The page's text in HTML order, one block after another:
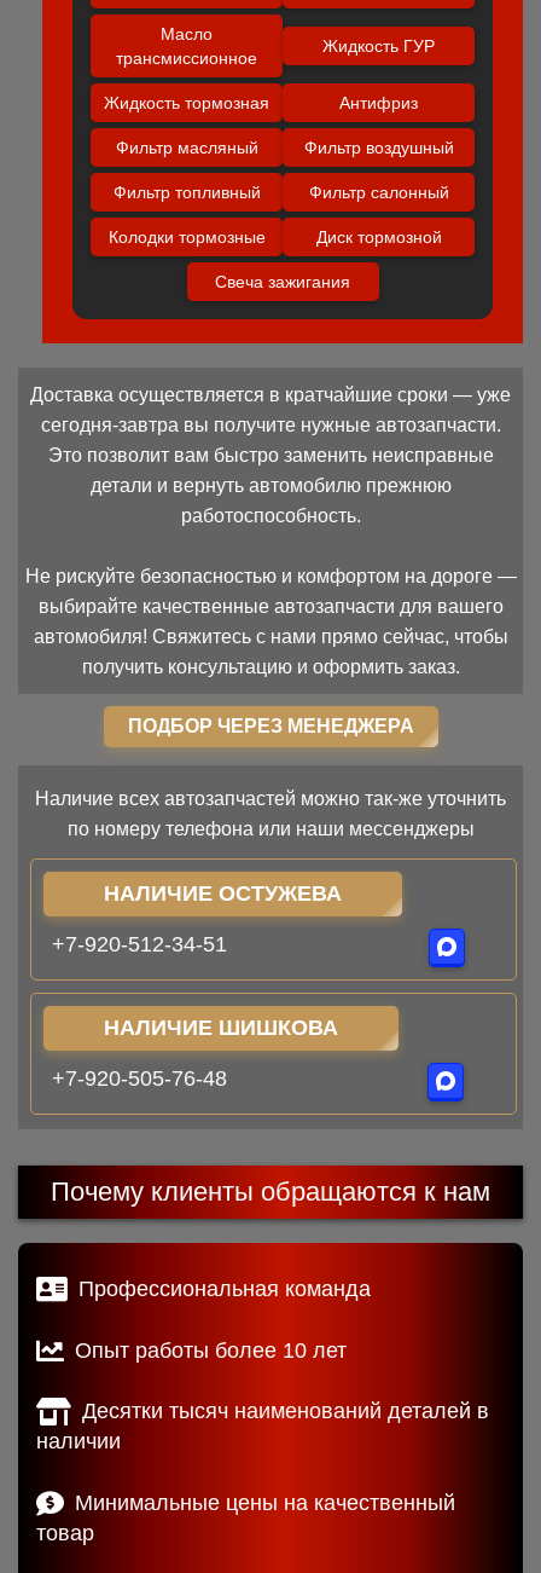
Масло
трансмиссионное
Жидкость ГУР
Жидкость тормозная Антифриз
Фильтр масляный Фильтр воздушный
Фильтр топливный Фильтр салонный
Колодки тормозные Диск тормозной
Свеча зажигания
Доставка осуществляется в кратчайшие сроки — уже
сегодня-завтра вы получите нужные автозапчасти.
Это позволит вам быстро заменить неисправные
детали и вернуть автомобилю прежнюю
работоспособность.
Не рискуйте безопасностью и комфортом на дороге —
выбирайте качественные автозапчасти для вашего
автомобиля! Свяжитесь с нами прямо сейчас, чтобы
получить консультацию и оформить заказ.
ПОДБОР ЧЕРЕЗ МЕНЕДЖЕРА
Наличие всех автозапчастей можно так-же уточнить
по номеру телефона или наши мессенджеры
НАЛИЧИЕ ОСТУЖЕВА
+7-920-512-34-51
НАЛИЧИЕ ШИШКОВА
+7-920-505-76-48
Почему клиенты обращаются к нам
Профессиональная команда
Опыт работы более 10 лет
Десятки тысяч наименований деталей в
наличии
Минимальные цены на качественный
товар